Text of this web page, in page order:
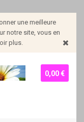
une meilleure
notre site, vous en
plus.
0,00 €